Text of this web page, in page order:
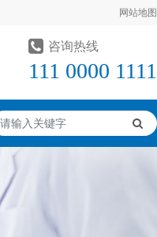
网站地图
咨询热线
111 0000 1111